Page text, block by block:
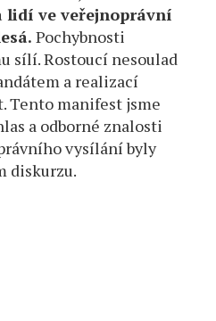
lidí ve veřejnoprávní
Pochybnosti
sílí. Rostoucí nesoulad
a realizací
Tento manifest jsme
a odborné znalosti
vysílání byly
diskurzu.